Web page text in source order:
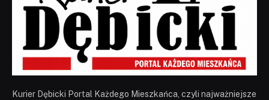
Kurier Dębicki Portal Każdego Mieszkańca, czyli najważniejsze